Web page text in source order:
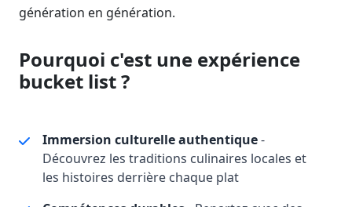
génération en génération.
Pourquoi c'est une expérience
bucket list ?
Immersion culturelle authentique-
Découvrez les traditions culinaires locales et
les histoires derrière chaque plat